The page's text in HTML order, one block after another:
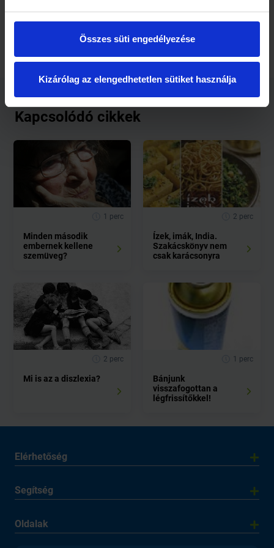
Összes süti engedélyezése
Kizárólag az elengedhetetlen sütiket használja
hogy teljesen felkészületlenül érjen minket. Csupán olvasni
kell és egy jót beszélgetni, és hagyni, hogy a lélek iránytűje a
helyes irányba lendítsen minket.
Kapcsolódó cikkek
1 perc
Minden második
embernek kellene
szemüveg?
2 perc
Ízek, imák, India.
Szakácskönyv nem
csak karácsonyra
2 perc
Mi is az a diszlexia?
1 perc
Bánjunk
visszafogottan a
légfrissítőkkel!
Elérhetőség
Segítség
Oldalak